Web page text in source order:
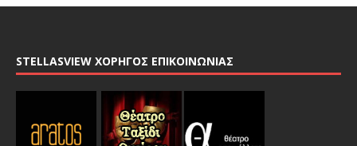
STELLASVIEW ΧΟΡΗΓΟΣ ΕΠΙΚΟΙΝΩΝΙΑΣ